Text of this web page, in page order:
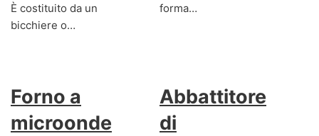
È costituito da un
bicchiere o…
forma…
Forno a
microonde
Abbattitore
di